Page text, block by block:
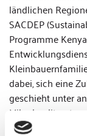
ländlichen
SACDEP
Programme
dabei, sich eine
geschieht unter
ökologischer